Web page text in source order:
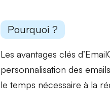
Pourquoi ?
Les avantages clés
personnalisation des
le temps nécessaire à la